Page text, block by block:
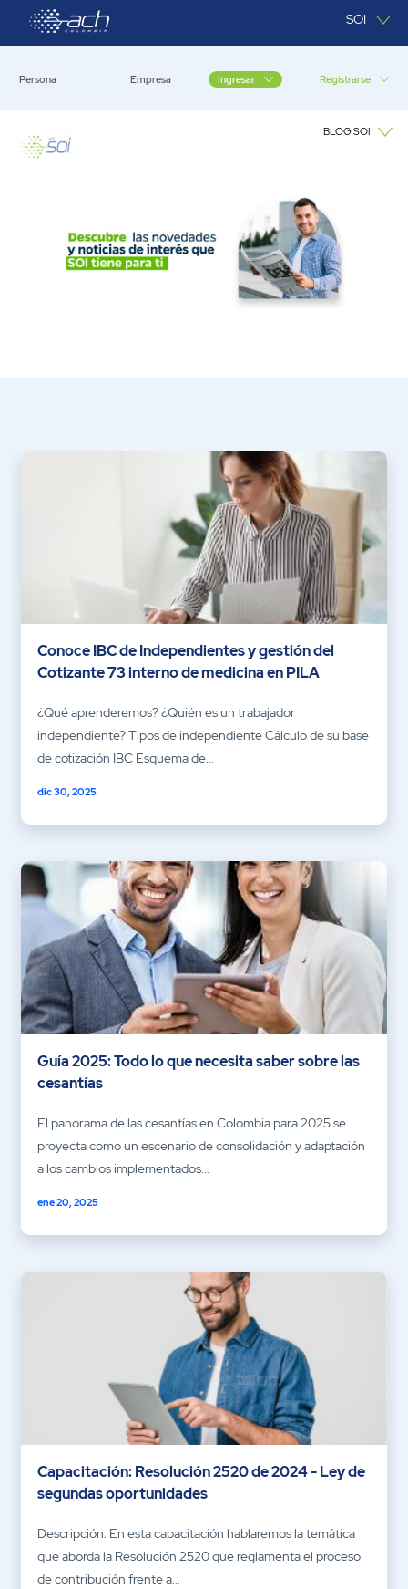
Saltar al contenido principal SOI
Persona Empresa Ingresar Registrarse
BLOG SOI
Conoce IBC de Independientes y gestión del
Cotizante 73 interno de medicina en PILA
¿Qué aprenderemos? ¿Quién es un trabajador
independiente? Tipos de independiente Cálculo de su base
de cotización IBC Esquema de...
dic 30, 2025
Guía 2025: Todo lo que necesita saber sobre las
cesantías
El panorama de las cesantías en Colombia para 2025 se
proyecta como un escenario de consolidación y adaptación
a los cambios implementados...
ene 20, 2025
Capacitación: Resolución 2520 de 2024 - Ley de
segundas oportunidades
Descripción: En esta capacitación hablaremos la temática
que aborda la Resolución 2520 que reglamenta el proceso
de contribución frente a...